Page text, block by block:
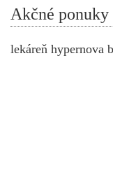
Akčné
lekáreň hypernova